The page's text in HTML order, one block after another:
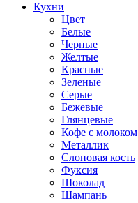
Кухни
Цвет
Белые
Черные
Желтые
Красные
Зеленые
Серые
Бежевые
Глянцевые
Кофе с молоком
Металлик
Слоновая кость
Фуксия
Шоколад
Шампань